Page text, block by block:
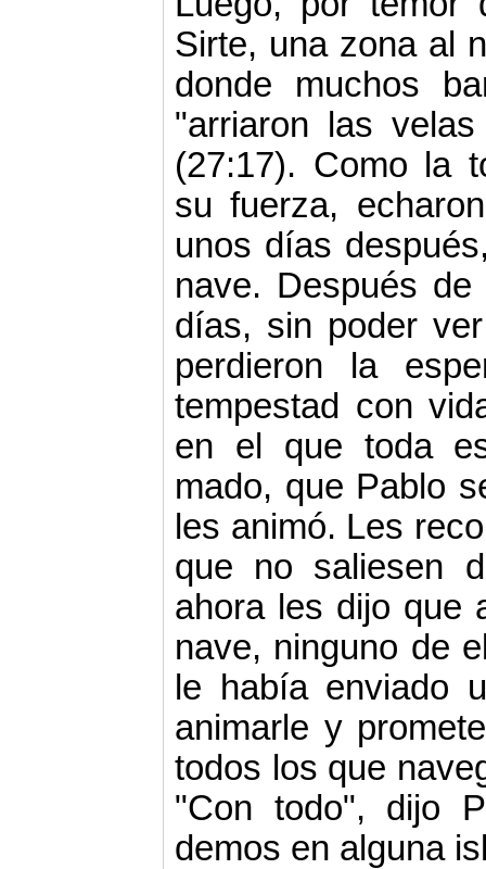
Sirte, una zona al
donde muchos
"arriaron las
(27:17). Como la
su fuerza,
unos días
nave. Después
días, sin poder
perdieron la
tempestad con
en el que toda
mado, que Pablo
les animó. Les
que no saliesen
ahora les dijo que
nave, ninguno de
le había enviado
animarle y
todos los que
"Con todo", dijo
demos en alguna